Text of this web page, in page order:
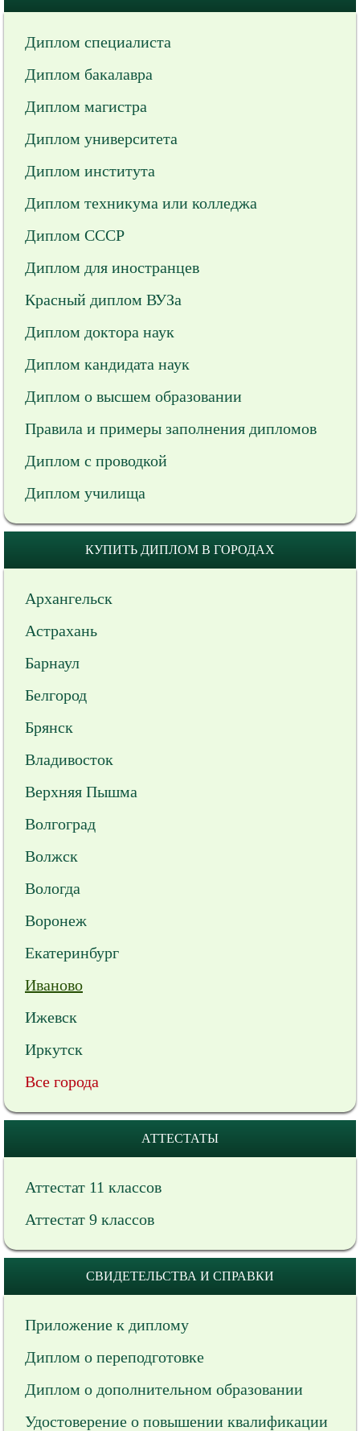
Диплом специалиста
Диплом бакалавра
Диплом магистра
Диплом университета
Диплом института
Диплом техникума или колледжа
Диплом СССР
Диплом для иностранцев
Красный диплом ВУЗа
Диплом доктора наук
Диплом кандидата наук
Диплом о высшем образовании
Правила и примеры заполнения дипломов
Диплом с проводкой
Диплом училища
КУПИТЬ ДИПЛОМ В ГОРОДАХ
Архангельск
Астрахань
Барнаул
Белгород
Брянск
Владивосток
Верхняя Пышма
Волгоград
Волжск
Вологда
Воронеж
Екатеринбург
Иваново
Ижевск
Иркутск
Все города
АТТЕСТАТЫ
Аттестат 11 классов
Аттестат 9 классов
СВИДЕТЕЛЬСТВА И СПРАВКИ
Приложение к диплому
Диплом о переподготовке
Диплом о дополнительном образовании
Удостоверение о повышении квалификации